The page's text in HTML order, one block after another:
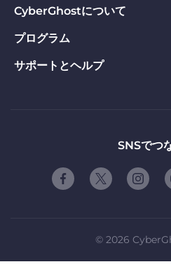
Mac向けVPN
Android向けVPN
Firefox向けVPN
iOS向けVPN
プライバシーツール
返金保証
VPNのメリット
今すぐダウンロード
Webサイトのブロックを解除
専用IP VPN
CyberGhostについて
CyberGhostについて
お問い合わせ
プログラム
アフィリエイト
脆弱性開示プログラム
パートナーシップ
サポートとヘルプ
サポートに問い合わせるSNSでつ
© 2026